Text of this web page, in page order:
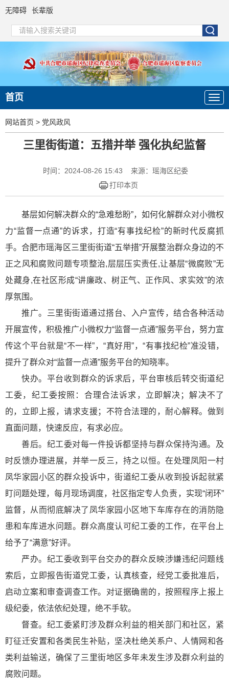
无障碍 长辈版
首页
网站首页 > 党风政风
三里街街道：五措并举 强化执纪监督
时间：2024-08-26 15:43
来源：瑶海区纪委
打印本页
基层如何解决群众的“急难愁盼”，如何化解群众对小微权
力“监督一点通”的诉求，打造“有事找纪检”的新时代反腐抓
手。合肥市瑶海区三里街街道“五举措”开展整治群众身边的不
正之风和腐败问题专项整治,层层压实责任,让基层“微腐败”无
处藏身,在社区形成“讲廉政、树正气、正作风、求实效”的浓
厚氛围。
推广。三里街街道通过搭台、入户宣传，结合各种活动
开展宣传，积极推广小微权力“监督一点通”服务平台，努力宣
传这个平台就是“不一样”，“真好用”，“有事找纪检”准没错，
提升了群众对“监督一点通”服务平台的知晓率。
快办。平台收到群众的诉求后，平台审核后转交街道纪
工委，纪工委按照：合理合法诉求，立即解决；解决不了
的，立即上报，请求支援；不符合法理的，耐心解释。做到
直面问题，快速反应，有求必应。
善后。纪工委对每一件投诉都坚持与群众保持沟通。及
时反馈办理进展，并举一反三，持之以恒。在处理凤阳一村
凤华家园小区的群众投诉中，街道纪工委从收到投诉起就紧
盯问题处理，每月现场调度，社区指定专人负责，实现“闭环”
监督，从而彻底解决了凤华家园小区地下车库存在的消防隐
患和车库进水问题。群众高度认可纪工委的工作，在平台上
给予了“满意”好评。
严办。纪工委收到平台交办的群众反映涉嫌违纪问题线
索后，立即报告街道党工委，认真核查，经党工委批准后，
启动立案和审查调查工作。对证据确凿的，按照程序上报上
级纪委，依法依纪处理，绝不手软。
督查。纪工委紧盯涉及群众利益的相关部门和社区，紧
盯征迁安置和各类民生补贴，坚决杜绝关系户、人情网和各
类利益输送，确保了三里街地区多年未发生涉及群众利益的
腐败问题。